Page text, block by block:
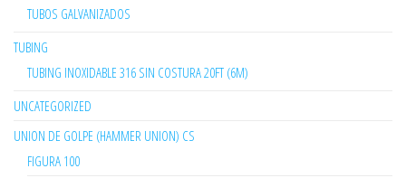
TUBOS GALVANIZADOS
TUBING
TUBING INOXIDABLE 316 SIN COSTURA 20FT (6M)
UNCATEGORIZED
UNION DE GOLPE (HAMMER UNION) CS
FIGURA 100